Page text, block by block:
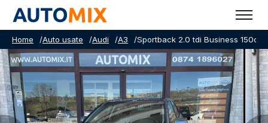
Home /Auto usate /Audi /A3 /Sportback 2.0 tdi Business 150cv